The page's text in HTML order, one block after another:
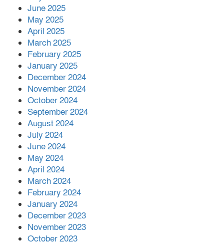
June 2025
May 2025
April 2025
March 2025
February 2025
January 2025
December 2024
November 2024
October 2024
September 2024
August 2024
July 2024
June 2024
May 2024
April 2024
March 2024
February 2024
January 2024
December 2023
November 2023
October 2023